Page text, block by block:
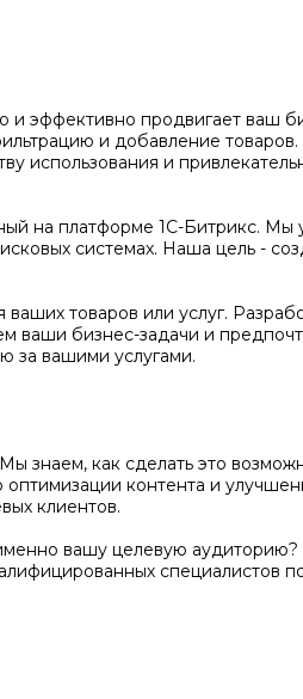
и эффективно продвигает ваш
и добавление
использования и
на платформе 1С-Битрикс. Мы
системах. Наша цель -
товаров или услуг.
ваши бизнес-задачи и
за вашими услугами.
знаем, как сделать это
контента и
клиентов.
вашу целевую
специалистов